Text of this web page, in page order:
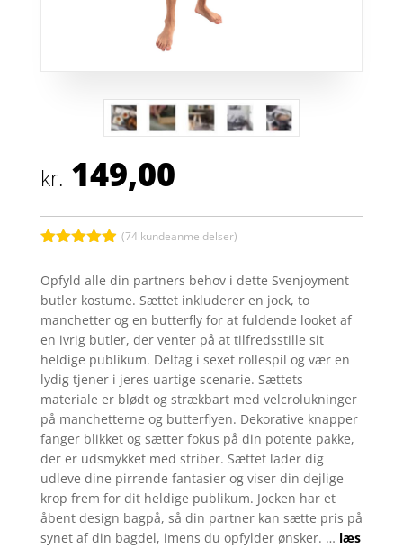
kr. 149,00
ud af 5
baseret på
kundebedøm
melser
(74 kundeanmeldelser)
Opfyld alle din partners behov i dette Svenjoyment
butler kostume. Sættet inkluderer en jock, to
manchetter og en butterfly for at fuldende looket af
en ivrig butler, der venter på at tilfredsstille sit
heldige publikum. Deltag i sexet rollespil og vær en
lydig tjener i jeres uartige scenarie. Sættets
materiale er blødt og strækbart med velcrolukninger
på manchetterne og butterflyen. Dekorative knapper
fanger blikket og sætter fokus på din potente pakke,
der er udsmykket med striber. Sættet lader dig
udleve dine pirrende fantasier og viser din dejlige
krop frem for dit heldige publikum. Jocken har et
åbent design bagpå, så din partner kan sætte pris på
synet af din bagdel, imens du opfylder ønsker. … læs